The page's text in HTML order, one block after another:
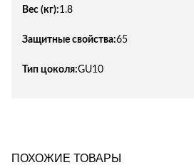
Вес (кг):1.8
Защитные свойства:65
Тип цоколя:GU10
ПОХОЖИЕ ТОВАРЫ